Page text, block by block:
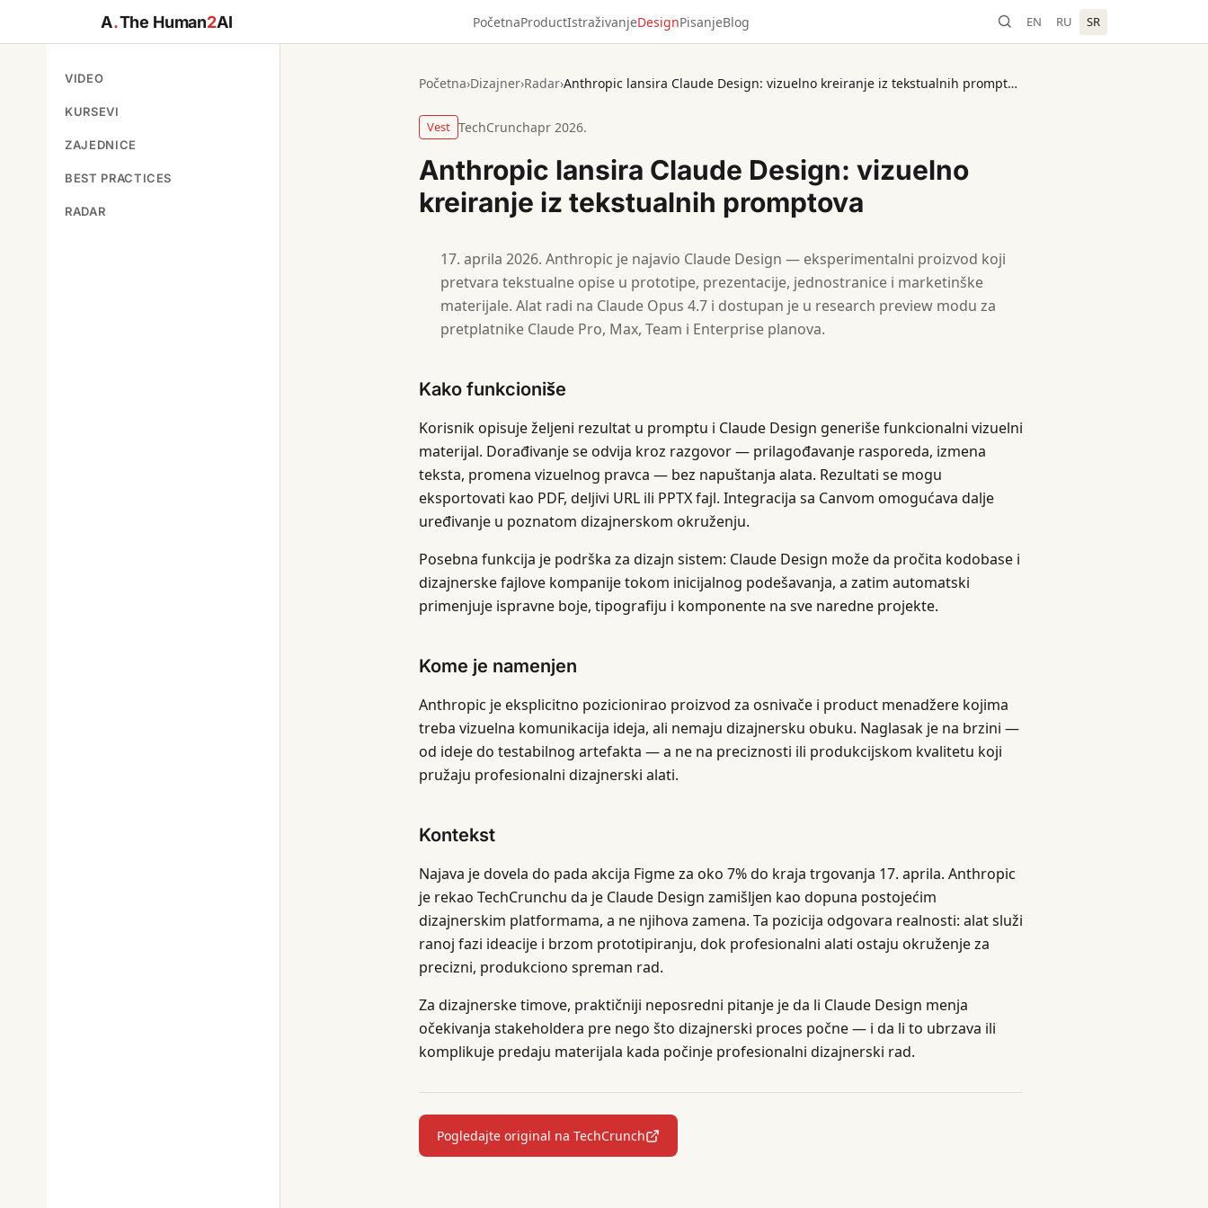
A.The Human2AI PočetnaProductIstraživanjeDesignPisanjeBlog EN RU SR
VIDEO
KURSEVI
ZAJEDNICE
BEST PRACTICES
RADAR
Početna›Dizajner›Radar› Anthropic lansira Claude Design: vizuelno kreiranje iz tekstualnih promptova
Vest TechCrunchapr 2026.
Anthropic lansira Claude Design: vizuelno
kreiranje iz tekstualnih promptova
aprila 2026. Anthropic je najavio Claude Design — eksperimentalni proizvod koji
pretvara tekstualne opise u prototipe, prezentacije, jednostranice i marketinške
materijale. Alat radi na Claude Opus 4.7 i dostupan je u research preview modu za
pretplatnike Claude Pro, Max, Team i Enterprise planova.
Kako funkcioniše
Korisnik opisuje željeni rezultat u promptu i Claude Design generiše funkcionalni vizuelni
materijal. Dorađivanje se odvija kroz razgovor — prilagođavanje rasporeda, izmena
teksta, promena vizuelnog pravca — bez napuštanja alata. Rezultati se mogu
eksportovati kao PDF, deljivi URL ili PPTX fajl. Integracija sa Canvom omogućava dalje
uređivanje u poznatom dizajnerskom okruženju.
Posebna funkcija je podrška za dizajn sistem: Claude Design može da pročita kodobase i
dizajnerske fajlove kompanije tokom inicijalnog podešavanja, a zatim automatski
primenjuje ispravne boje, tipografiju i komponente na sve naredne projekte.
Kome je namenjen
Anthropic je eksplicitno pozicionirao proizvod za osnivače i product menadžere kojima
treba vizuelna komunikacija ideja, ali nemaju dizajnersku obuku. Naglasak je na brzini —
od ideje do testabilnog artefakta — a ne na preciznosti ili produkcijskom kvalitetu koji
pružaju profesionalni dizajnerski alati.
Kontekst
Najava je dovela do pada akcija Figme za oko 7% do kraja trgovanja 17. aprila. Anthropic
je rekao TechCrunchu da je Claude Design zamišljen kao dopuna postojećim
dizajnerskim platformama, a ne njihova zamena. Ta pozicija odgovara realnosti: alat služi
ranoj fazi ideacije i brzom prototipiranju, dok profesionalni alati ostaju okruženje za
precizni, produkciono spreman rad.
Za dizajnerske timove, praktičniji neposredni pitanje je da li Claude Design menja
očekivanja stakeholdera pre nego što dizajnerski proces počne — i da li to ubrzava ili
komplikuje predaju materijala kada počinje profesionalni dizajnerski rad.
Pogledajte original na TechCrunch